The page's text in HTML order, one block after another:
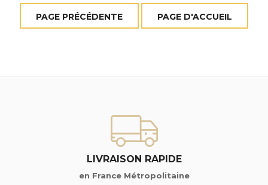
LIVRAISON RAPIDE
en France Métropolitaine